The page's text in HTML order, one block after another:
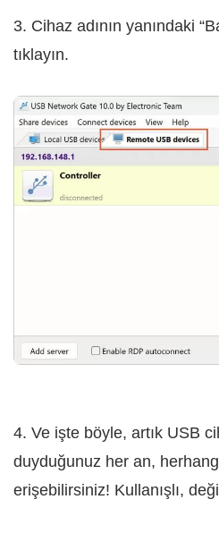
3. Cihaz adının yanındaki
tıklayın.
4. Ve işte böyle, artık USB
duyduğunuz her an,
erişebilirsiniz! Kullanışlı,